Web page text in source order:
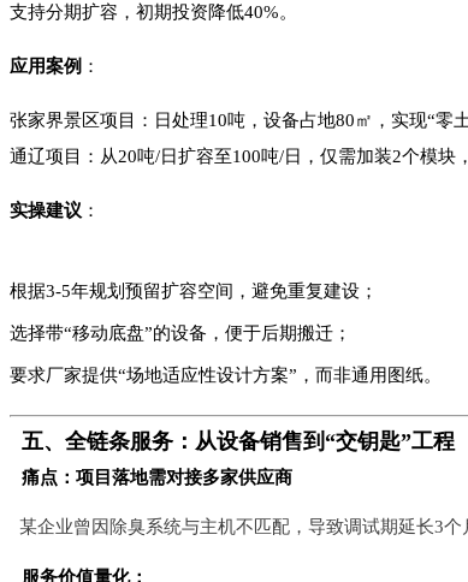
支持分期扩容，初期投资降低40%。
应用案例 ：
张家界景区项目：日处理10吨，设备占地80㎡，实现“零土
通辽项目：从20吨/日扩容至100吨/日，仅需加装2个模块
实操建议 ：
根据3-5年规划预留扩容空间，避免重复建设；
选择带“移动底盘”的设备，便于后期搬迁；
要求厂家提供“场地适应性设计方案”，而非通用图纸。
五、全链条服务：从设备销售到“交钥匙”工程
痛点：项目落地需对接多家供应商
某企业曾因除臭系统与主机不匹配，导致调试期延长3
服务价值量化：